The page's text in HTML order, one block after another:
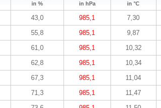
in %
in hPa
in °C
43,0 985,1 7,30
55,8 985,1 9,87
61,0 985,1 10,32
62,8 985,1 10,34
67,3 985,1 11,04
71,3 985,1 11,47